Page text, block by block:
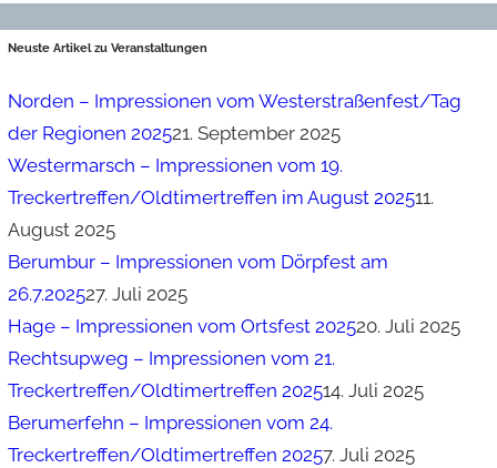
Neuste Artikel zu Veranstaltungen
Norden – Impressionen vom Westerstraßenfest/Tag
der Regionen 202521. September 2025
Westermarsch – Impressionen vom 19.
Treckertreffen/Oldtimertreffen im August 202511.
August 2025
Berumbur – Impressionen vom Dörpfest am
26.7.202527. Juli 2025
Hage – Impressionen vom Ortsfest 202520. Juli 2025
Rechtsupweg – Impressionen vom 21.
Treckertreffen/Oldtimertreffen 202514. Juli 2025
Berumerfehn – Impressionen vom 24.
Treckertreffen/Oldtimertreffen 20257. Juli 2025